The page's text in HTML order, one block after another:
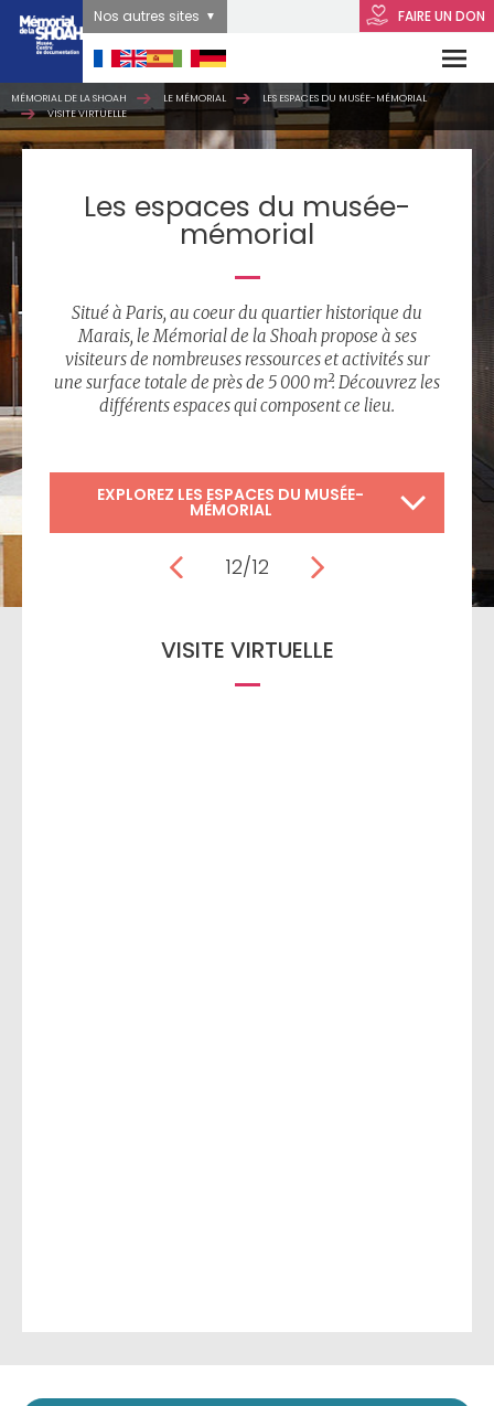
FAIRE UN DON
Nos autres sites
MÉMORIAL DE LA SHOAH LE MÉMORIAL
LES ESPACES DU MUSÉE-MÉMORIAL
VISITE VIRTUELLE
Les espaces du musée-
mémorial
Situé à Paris, au coeur du quartier historique du
Marais, le Mémorial de la Shoah propose à ses
visiteurs de nombreuses ressources et activités sur
une surface totale de près de 5 000 m². Découvrez les
différents espaces qui composent ce lieu.
EXPLOREZ LES ESPACES DU MUSÉE-
MÉMORIAL
12/12
VISITE VIRTUELLE